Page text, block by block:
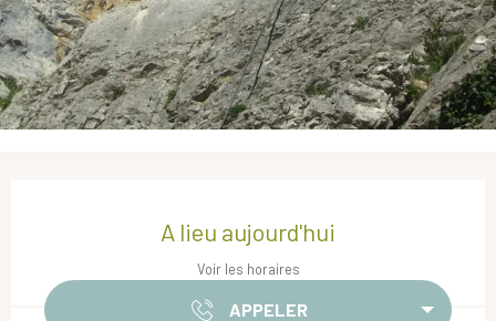
A lieu aujourd'hui
Voir les horaires
APPELER